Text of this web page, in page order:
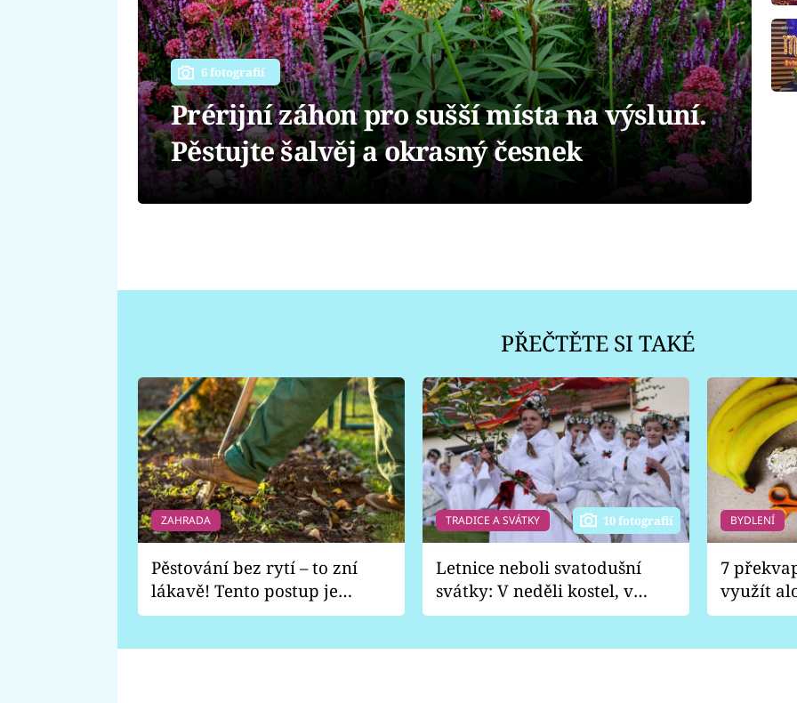
6 fotografií
Prérijní záhon pro sušší místa na výsluní.
Pěstujte šalvěj a okrasný česnek
PŘEČTĚTE SI TAKÉ
ZAHRADA
Pěstování bez rytí – to zní
lákavě! Tento postup je
vhodný jen pro některé
TRADICE A SVÁTKY 10 fotografií
Letnice neboli svatodušní
svátky: V neděli kostel, v
pondělí zábava
BYDLENÍ
7
využít